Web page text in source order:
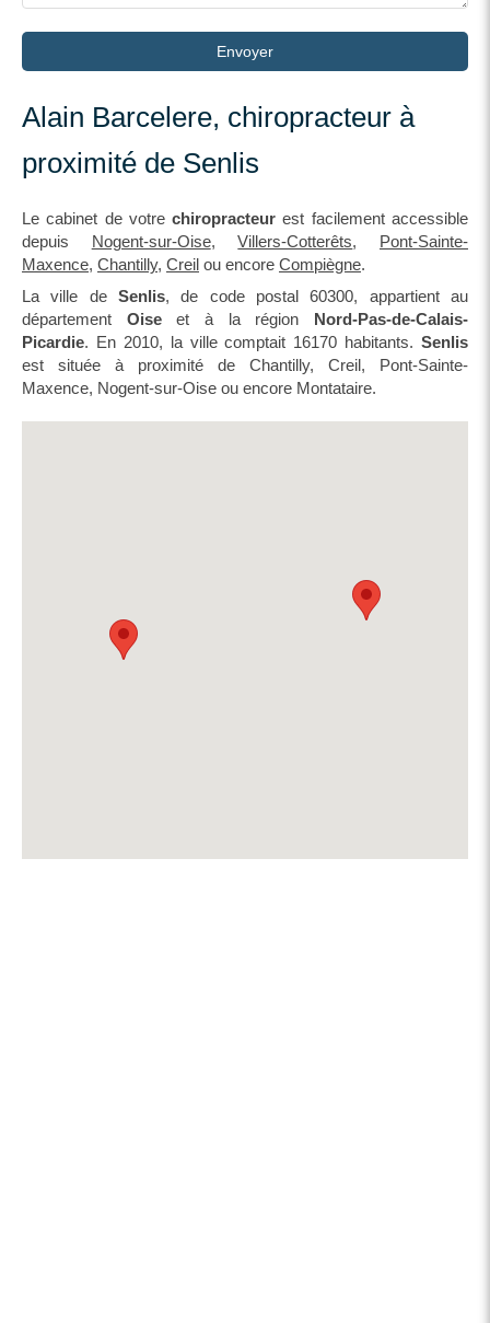
Envoyer
Alain Barcelere, chiropracteur à
proximité de Senlis
Le cabinet de votrechiropracteur est facilement accessible
depuis Nogent-sur-Oise,Villers-Cotterêts, Pont-Sainte-
Maxence, Chantilly, Creil ou encore Compiègne.
La ville de Senlis, de code postal 60300, appartient au
département Oiseet à la région Nord-Pas-de-Calais-
Picardie. En 2010, la ville comptait 16170 habitants. Senlis
est située à proximité de Chantilly, Creil, Pont-Sainte-
Maxence, Nogent-sur-Oise ou encore Montataire.